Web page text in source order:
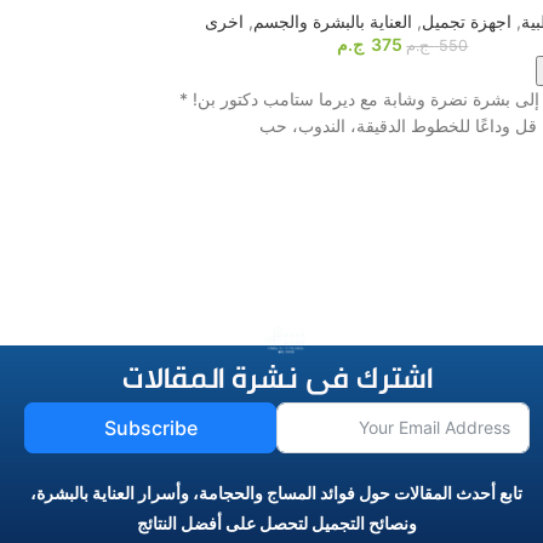
, اجهزة تجميل, العناية بالبشرة والجسم, اخرى
550 ج.م 375 ج.م
بشرة نضرة وشابة مع ديرما ستامب دكتور بن! *
وداعًا للخطوط الدقيقة، الندوب، حب
اشترك فى نشرة المقالات
Subscribe
تابع أحدث المقالات حول فوائد المساج والحجامة، وأسرار العناية بالبشرة،
ونصائح التجميل لتحصل على أفضل النتائج